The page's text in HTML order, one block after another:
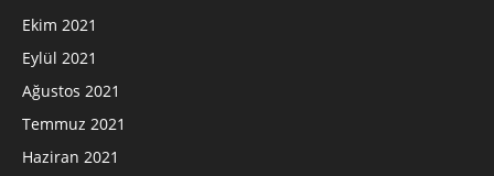
Ekim 2021
Eylül 2021
Ağustos 2021
Temmuz 2021
Haziran 2021